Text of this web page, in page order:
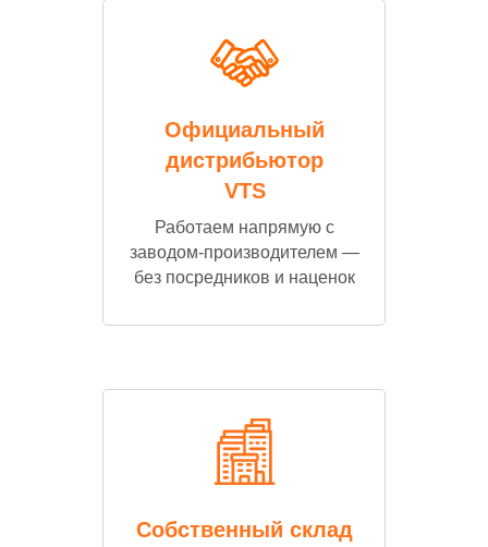
Официальный
дистрибьютор
VTS
Собственный склад
Работаем напрямую с
заводом-производителем —
без посредников и наценок